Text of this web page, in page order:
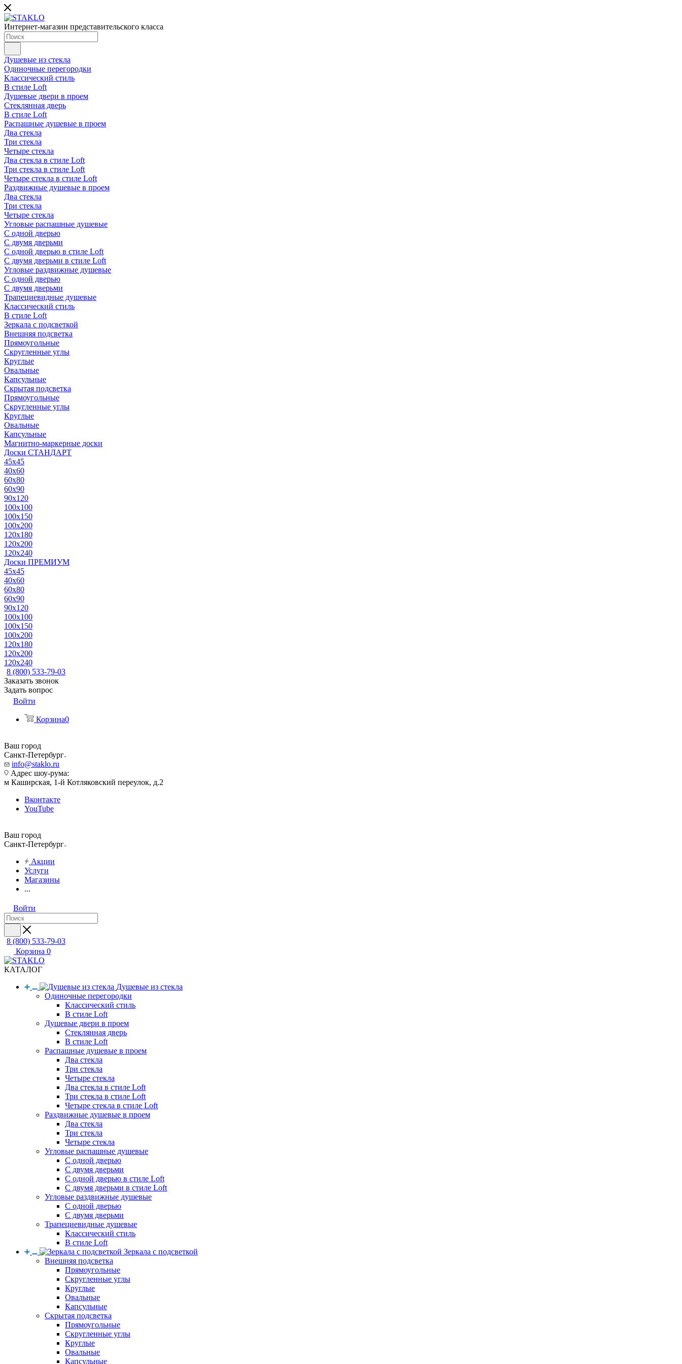
Интернет-магазин представительского класса
Душевые из стекла
Одиночные перегородки
Классический стиль
В стиле Loft
Душевые двери в проем
Стеклянная дверь
В стиле Loft
Распашные душевые в проем
Два стекла
Три стекла
Четыре стекла
Два стекла в стиле Loft
Три стекла в стиле Loft
Четыре стекла в стиле Loft
Раздвижные душевые в проем
Два стекла
Три стекла
Четыре стекла
Угловые распашные душевые
С одной дверью
С двумя дверьми
С одной дверью в стиле Loft
С двумя дверьми в стиле Loft
Угловые раздвижные душевые
С одной дверью
С двумя дверьми
Трапециевидные душевые
Классический стиль
В стиле Loft
Зеркала с подсветкой
Внешняя подсветка
Прямоугольные
Скругленные углы
Круглые
Овальные
Капсульные
Скрытая подсветка
Прямоугольные
Скругленные углы
Круглые
Овальные
Капсульные
Магнитно-маркерные доски
Доски СТАНДАРТ
45x45
40x60
60x80
60x90
90x120
100x100
100x150
100x200
120x180
120x200
120x240
Доски ПРЕМИУМ
45x45
40x60
60x80
60x90
90x120
100x100
100x150
100x200
120x180
120x200
120x240
8 (800) 533-79-03
Заказать звонок
Задать вопрос
Войти
Корзина0
Ваш город
Санкт-Петербург
info@staklo.ru
Адрес шоу-рума:
м Каширская, 1-й Котляковский переулок, д.2
Вконтакте
YouTube
Ваш город
Санкт-Петербург
Акции
Услуги
Магазины
...
Войти
8 (800) 533-79-03
Корзина 0
КАТАЛОГ
Душевые из стекла
Одиночные перегородки
Классический стиль
В стиле Loft
Душевые двери в проем
Стеклянная дверь
В стиле Loft
Распашные душевые в проем
Два стекла
Три стекла
Четыре стекла
Два стекла в стиле Loft
Три стекла в стиле Loft
Четыре стекла в стиле Loft
Раздвижные душевые в проем
Два стекла
Три стекла
Четыре стекла
Угловые распашные душевые
С одной дверью
С двумя дверьми
С одной дверью в стиле Loft
С двумя дверьми в стиле Loft
Угловые раздвижные душевые
С одной дверью
С двумя дверьми
Трапециевидные душевые
Классический стиль
В стиле Loft
Зеркала с подсветкой
Внешняя подсветка
Прямоугольные
Скругленные углы
Круглые
Овальные
Капсульные
Скрытая подсветка
Прямоугольные
Скругленные углы
Круглые
Овальные
Капсульные